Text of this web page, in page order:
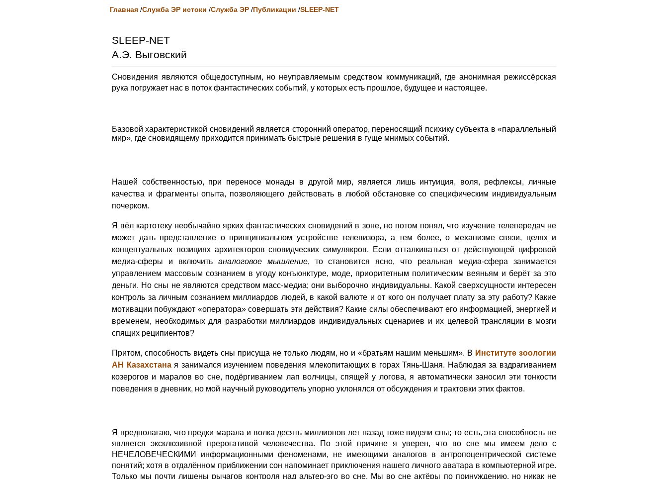
Главная /Служба ЭР истоки /Служба ЭР /Публикации /SLEEP-NET
SLEEP-NET
А.Э. Выговский
Сновидения являются общедоступным, но неуправляемым средством коммуникаций, где анонимная режиссёрская
рука погружает нас в поток фантастических событий, у которых есть прошлое, будущее и настоящее.
Базовой характеристикой сновидений является сторонний оператор, переносящий психику субъекта в «параллельный
мир», где сновидящему приходится принимать быстрые решения в гуще мнимых событий.
Нашей собственностью, при переносе монады в другой мир, является лишь интуиция, воля, рефлексы, личные
качества и фрагменты опыта, позволяющего действовать в любой обстановке со специфическим индивидуальным
почерком.
Я вёл картотеку необычайно ярких фантастических сновидений в зоне, но потом понял, что изучение телепередач не
может дать представление о принципиальном устройстве телевизора, а тем более, о механизме связи, целях и
концептуальных позициях архитекторов сновидческих симулякров. Если отталкиваться от действующей цифровой
медиа-сферы и включить аналоговое мышление, то становится ясно, что реальная медиа-сфера занимается
управлением массовым сознанием в угоду конъюнктуре, моде, приоритетным политическим веяньям и берёт за это
деньги. Но сны не являются средством масс-медиа; они выборочно индивидуальны. Какой сверхсущности интересен
контроль за личным сознанием миллиардов людей, в какой валюте и от кого он получает плату за эту работу? Какие
мотивации побуждают «оператора» совершать эти действия? Какие силы обеспечивают его информацией, энергией и
временем, необходимых для разработки миллиардов индивидуальных сценариев и их целевой трансляции в мозги
спящих реципиентов?
Притом, способность видеть сны присуща не только людям, но и «братьям нашим меньшим». В Институте зоологии
АН Казахстаная занимался изучением поведения млекопитающих в горах Тянь-Шаня. Наблюдая за вздрагиванием
козерогов и маралов во сне, подёргиванием лап волчицы, спящей у логова, я автоматически заносил эти тонкости
поведения в дневник, но мой научный руководитель упорно уклонялся от обсуждения и трактовки этих фактов.
Я предполагаю, что предки марала и волка десять миллионов лет назад тоже видели сны; то есть, эта способность не
является эксклюзивной прерогативой человечества. По этой причине я уверен, что во сне мы имеем дело с
НЕЧЕЛОВЕЧЕСКИМИ информационными феноменами, не имеющими аналогов в антропоцентрической системе
понятий; хотя в отдалённом приближении сон напоминает приключения нашего личного аватара в компьютерной игре.
Только мы почти лишены рычагов контроля над альтер-эго во сне. Мы во сне актёры по принуждению, но никак не